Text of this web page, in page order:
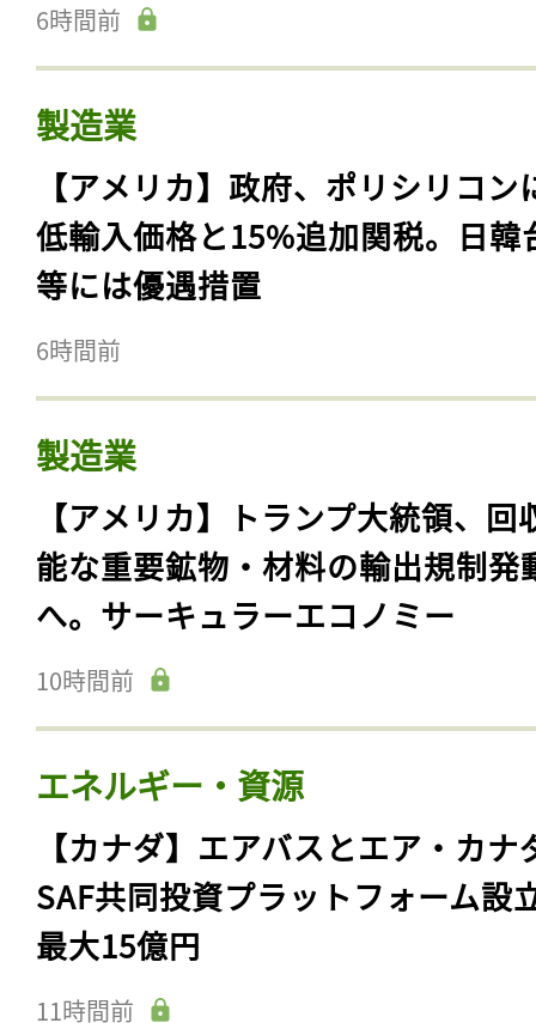
6時間前
製造業
【アメリカ】政府、ポリシリコン
低輸入価格と15%追加関税。日韓
等には優遇措置
6時間前
製造業
【アメリカ】トランプ大統領、回
能な重要鉱物・材料の輸出規制発
へ。サーキュラーエコノミー
10時間前
エネルギー・資源
【カナダ】エアバスとエア・カナ
SAF共同投資プラットフォーム設
最大15億円
11時間前